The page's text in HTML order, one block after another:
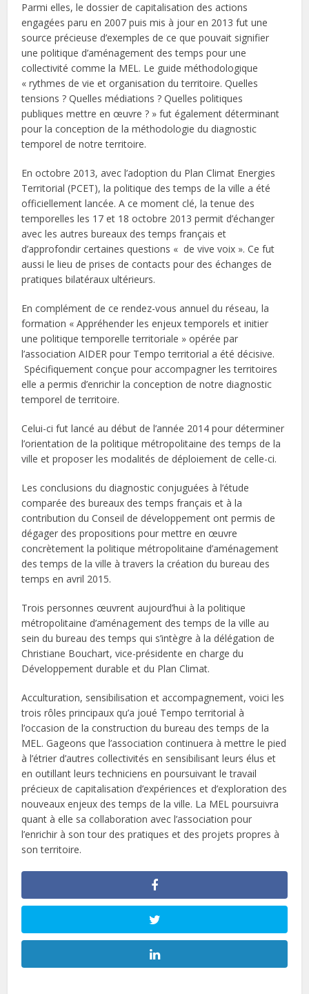
Parmi elles, le dossier de capitalisation des actions
engagées paru en 2007 puis mis à jour en 2013 fut une
source précieuse d’exemples de ce que pouvait signifier
une politique d’aménagement des temps pour une
collectivité comme la MEL. Le guide méthodologique
« rythmes de vie et organisation du territoire. Quelles
tensions ? Quelles médiations ? Quelles politiques
publiques mettre en œuvre ? » fut également déterminant
pour la conception de la méthodologie du diagnostic
temporel de notre territoire.
En octobre 2013, avec l’adoption du Plan Climat Energies
Territorial (PCET), la politique des temps de la ville a été
officiellement lancée. A ce moment clé, la tenue des
temporelles les 17 et 18 octobre 2013 permit d’échanger
avec les autres bureaux des temps français et
d’approfondir certaines questions « de vive voix ». Ce fut
aussi le lieu de prises de contacts pour des échanges de
pratiques bilatéraux ultérieurs.
En complément de ce rendez-vous annuel du réseau, la
formation « Appréhender les enjeux temporels et initier
une politique temporelle territoriale » opérée par
l’association AIDER pour Tempo territorial a été décisive.
Spécifiquement conçue pour accompagner les territoires
elle a permis d’enrichir la conception de notre diagnostic
temporel de territoire.
Celui-ci fut lancé au début de l’année 2014 pour déterminer
l’orientation de la politique métropolitaine des temps de la
ville et proposer les modalités de déploiement de celle-ci.
Les conclusions du diagnostic conjuguées à l’étude
comparée des bureaux des temps français et à la
contribution du Conseil de développement ont permis de
dégager des propositions pour mettre en œuvre
concrètement la politique métropolitaine d’aménagement
des temps de la ville à travers la création du bureau des
temps en avril 2015.
Trois personnes œuvrent aujourd’hui à la politique
métropolitaine d’aménagement des temps de la ville au
sein du bureau des temps qui s’intègre à la délégation de
Christiane Bouchart, vice-présidente en charge du
Développement durable et du Plan Climat.
Acculturation, sensibilisation et accompagnement, voici les
trois rôles principaux qu’a joué Tempo territorial à
l’occasion de la construction du bureau des temps de la
MEL. Gageons que l’association continuera à mettre le pied
à l’étrier d’autres collectivités en sensibilisant leurs élus et
en outillant leurs techniciens en poursuivant le travail
précieux de capitalisation d’expériences et d’exploration des
nouveaux enjeux des temps de la ville. La MEL poursuivra
quant à elle sa collaboration avec l’association pour
l’enrichir à son tour des pratiques et des projets propres à
son territoire.